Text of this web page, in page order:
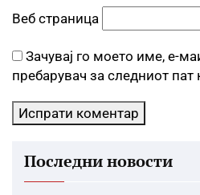
Веб страница
Зачувај го моето име, е-
пребарувач за следниот
Последни новости